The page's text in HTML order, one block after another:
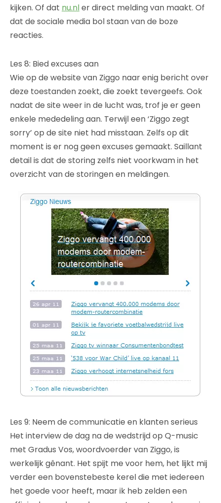
kijken. Of dat nu.nler direct melding van maakt. Of
dat de sociale media bol staan van de boze
reacties.
Les 8: Bied excuses aan
Wie op de website van Ziggo naar enig bericht over
deze toestanden zoekt, die zoekt tevergeefs. Ook
nadat de site weer in de lucht was, trof je er geen
enkele mededeling aan. Terwijl een ‘Ziggo zegt
sorry’ op de site niet had misstaan. Zelfs op dit
moment is er nog geen excuses gemaakt. Saillant
detail is dat de storing zelfs niet voorkwam in het
overzicht van de storingen en meldingen.
Les 9: Neem de communicatie en klanten serieus
Het interview de dag na de wedstrijd op Q-music
met Gradus Vos, woordvoerder van Ziggo, is
werkelijk gênant. Het spijt me voor hem, het lijkt mij
verder een bovenstebeste kerel die met iedereen
het goede voor heeft, maar ik heb zelden een